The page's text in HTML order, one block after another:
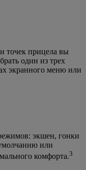
точек прицела вы
один из трех
экранного меню или
экшен, гонки
или
комфорта.3